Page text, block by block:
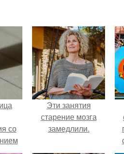
со
Эти занятия
старение мозга
замедлили.